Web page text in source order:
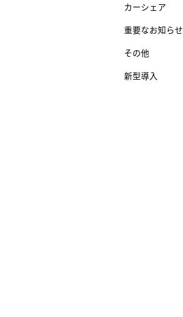
カーシェア
重要なお知らせ
その他
新型導入